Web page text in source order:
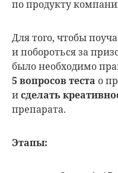
по продукту
Для того, чтобы
и побороться за
было необходимо
5 вопросов теста о
исделать
препарата.
Этапы: